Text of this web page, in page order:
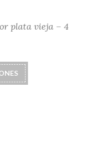
Las
opciones
elegir
en
la
plata vieja – 4
Este
producto
tiene